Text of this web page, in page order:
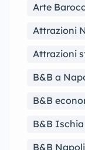
Arte
Attrazioni
Attrazioni
B&B a
B&B
B&B Ischia
B&B